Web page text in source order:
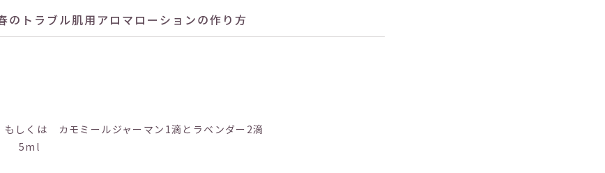
のトラブル肌用アロマローションの作り方
しくは カモミールジャーマン1滴とラベンダー2滴
ル 5ml